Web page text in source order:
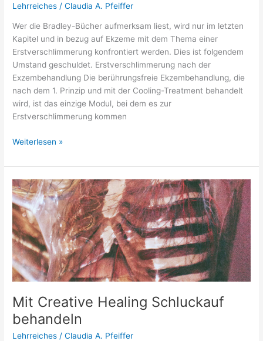
Lehrreiches /Claudia A. Pfeiffer
Wer die Bradley-Bücher aufmerksam liest, wird nur im letzten
Kapitel und in bezug auf Ekzeme mit dem Thema einer
Erstverschlimmerung konfrontiert werden. Dies ist folgendem
Umstand geschuldet. Erstverschlimmerung nach der
Exzembehandlung Die berührungsfreie Ekzembehandlung, die
nach dem 1. Prinzip und mit der Cooling-Treatment behandelt
wird, ist das einzige Modul, bei dem es zur
Erstverschlimmerung kommen
Weiterlesen »
Mit Creative Healing Schluckauf
behandeln
Lehrreiches /Claudia A. Pfeiffer
Mit
Creative
Healing
Schluckauf
behandeln